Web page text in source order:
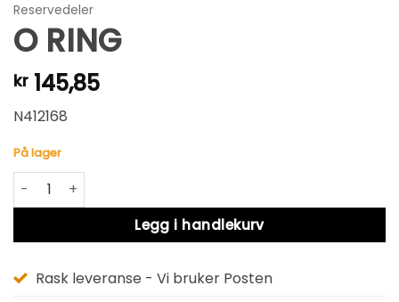
Reservedeler
O RING
kr 145,85
N412168
På lager
O RING antall
Legg i handlekurv
Alternative:
Rask leveranse - Vi bruker Posten